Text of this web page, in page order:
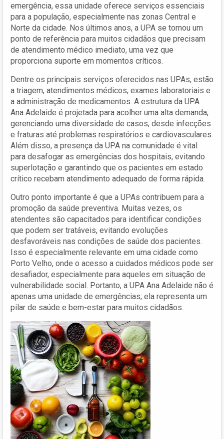
emergência, essa unidade oferece serviços essenciais
para a população, especialmente nas zonas Central e
Norte da cidade. Nos últimos anos, a UPA se tornou um
ponto de referência para muitos cidadãos que precisam
de atendimento médico imediato, uma vez que
proporciona suporte em momentos críticos.
Dentre os principais serviços oferecidos nas UPAs, estão
a triagem, atendimentos médicos, exames laboratoriais e
a administração de medicamentos. A estrutura da UPA
Ana Adelaide é projetada para acolher uma alta demanda,
gerenciando uma diversidade de casos, desde infecções
e fraturas até problemas respiratórios e cardiovasculares.
Além disso, a presença da UPA na comunidade é vital
para desafogar as emergências dos hospitais, evitando
superlotação e garantindo que os pacientes em estado
crítico recebam atendimento adequado de forma rápida.
Outro ponto importante é que a UPAs contribuem para a
promoção da saúde preventiva. Muitas vezes, os
atendentes são capacitados para identificar condições
que podem ser tratáveis, evitando evoluções
desfavoráveis nas condições de saúde dos pacientes.
Isso é especialmente relevante em uma cidade como
Porto Velho, onde o acesso a cuidados médicos pode ser
desafiador, especialmente para aqueles em situação de
vulnerabilidade social. Portanto, a UPA Ana Adelaide não é
apenas uma unidade de emergências; ela representa um
pilar de saúde e bem-estar para muitos cidadãos.